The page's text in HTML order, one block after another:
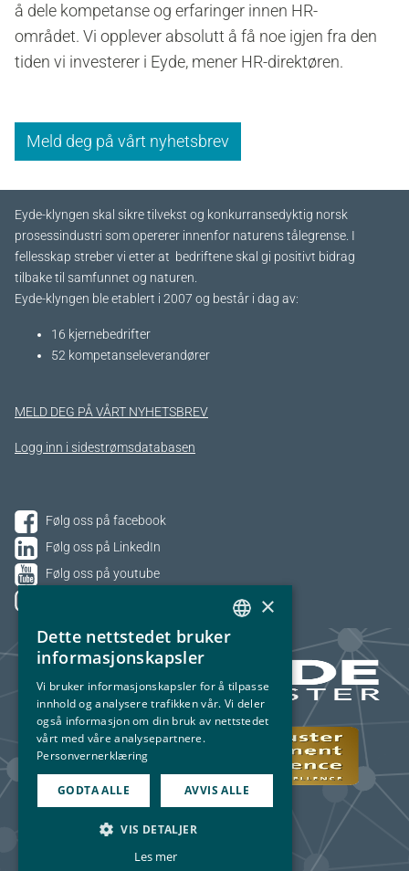
å dele kompetanse og erfaringer innen HR-
området. Vi opplever absolutt å få noe igjen fra den
tiden vi investerer i Eyde, mener HR-direktøren.
Meld deg på vårt nyhetsbrev
Eyde-klyngen skal sikre tilvekst og konkurransedyktig norsk
prosessindustri som opererer innenfor naturens tålegrense. I
fellesskap streber vi etter at bedriftene skal gi positivt bidrag
tilbake til samfunnet og naturen.
Eyde-klyngen ble etablert i 2007 og består i dag av:
16 kjernebedrifter​
52 kompetanseleverandører
MELD DEG PÅ VÅRT NYHETSBREV
Logg inn i sidestrømsdatabasen
Følg oss på facebook
Følg oss på LinkedIn
Følg oss på youtube
NORWEGIAN
×
Dette nettstedet bruker
informasjonskapsler
Vi bruker informasjonskapsler for å tilpasse
innhold og analysere trafikken vår. Vi deler
også informasjon om din bruk av nettstedet
vårt med våre analysepartnere.
Personvernerklæring
GODTA ALLE AVVIS ALLE
VIS DETALJER
Les mer